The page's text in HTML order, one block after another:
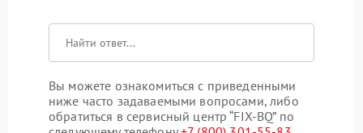
Вы можете ознакомиться с приведенными
ниже часто задаваемыми вопросами, либо
обратиться в сервисный центр “FIX-BQ” по